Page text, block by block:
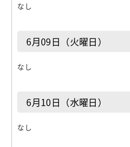
なし
6月09日（火曜日）
なし
6月10日（水曜日）
なし